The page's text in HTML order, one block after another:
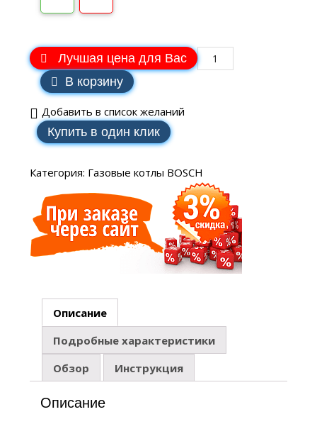
Лучшая цена для Вас
В корзину
Добавить в список желаний
Купить в один клик
Категория: Газовые котлы BOSCH
Описание
Подробные характеристики
Обзор
Инструкция
Описание